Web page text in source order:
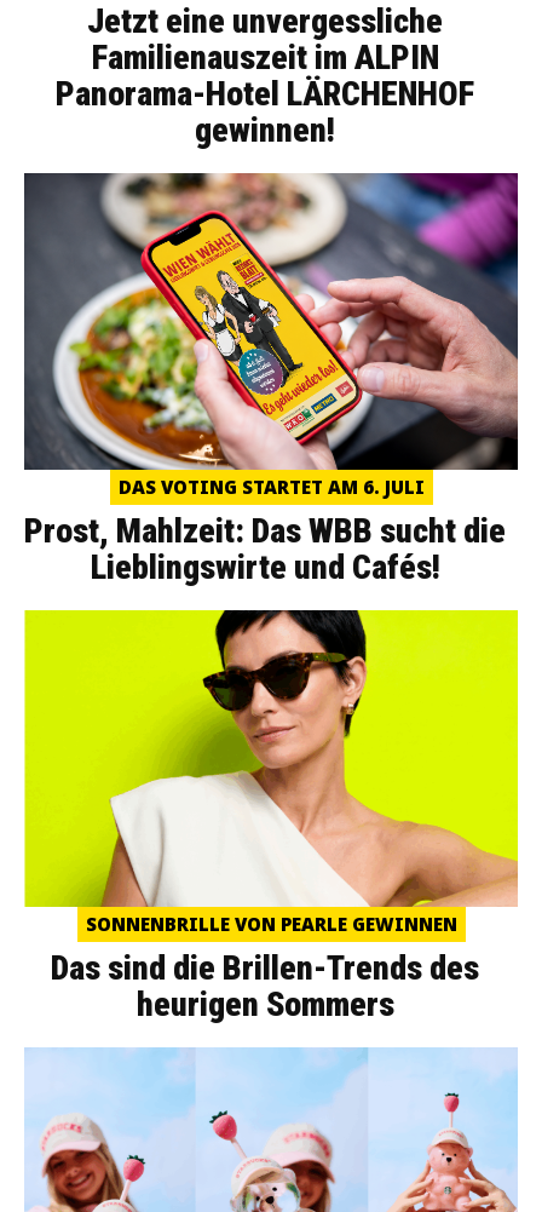
Jetzt eine unvergessliche
Familienauszeit im ALPIN
Panorama-Hotel LÄRCHENHOF
gewinnen!
DAS VOTING STARTET AM 6. JULI
Prost, Mahlzeit: Das WBB sucht die
Lieblingswirte und Cafés!
SONNENBRILLE VON PEARLE GEWINNEN
Das sind die Brillen-Trends des
heurigen Sommers